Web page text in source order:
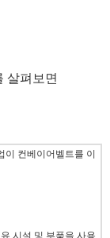
살펴보면
이 컨베이어벨트를 이
시설 및 부품을 사용